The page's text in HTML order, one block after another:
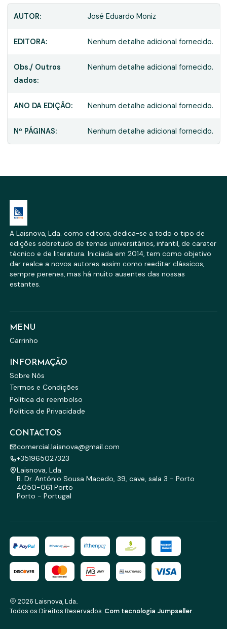
AUTOR: José Eduardo Moniz
EDITORA: Nenhum detalhe adicional fornecido.
Obs./ Outros
dados:
Nenhum detalhe adicional fornecido.
ANO DA EDIÇÃO: Nenhum detalhe adicional fornecido.
Nº PÁGINAS: Nenhum detalhe adicional fornecido.
A Laisnova, Lda. como editora, dedica-se a todo o tipo de
edições sobretudo de temas universitários, infantil, de carater
técnico e de literatura. Iniciada em 2014, tem como objetivo
dar realce a novos autores assim como reeditar clássicos,
sempre perenes, mas há muito ausentes das nossas
estantes.
MENU
Carrinho
INFORMAÇÃO
Sobre Nós
Termos e Condições
Política de reembolso
Política de Privacidade
CONTACTOS
comercial.laisnova@gmail.com
+351965027323
Laisnova, Lda.
R. Dr. António Sousa Macedo, 39, cave, sala 3 - Porto
4050-061 Porto
Porto - Portugal
2026 Laisnova, Lda..
Todos os Direitos Reservados. Com tecnologia Jumpseller.